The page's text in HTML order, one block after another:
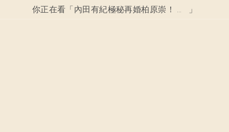
你正在看「 內田有紀極秘再婚柏原崇！ 一見鍾情卻因怕劈腿止步！ 」